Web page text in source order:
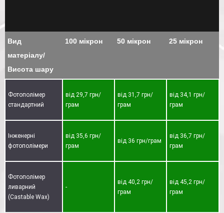
Вид
матеріалу/
Висота шару
100 мікрон 50 мікрон 25 мікрон
Фотополімер
стандартний
від 29,7 грн/
грам
від 31,7 грн/
грам
від 34,1 грн/
грам
Інженерні
фотополімери
від 35,6 грн/
грам
від 36 грн/грам
від 36,7 грн/
грам
Фотополімер
ливарний
(Castable Wax)
-
від 40,2 грн/
грам
від 45,2 грн/
грам